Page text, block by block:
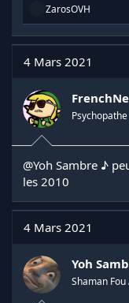
R
a
c
t
i
n
s
:
ZarosOVH
4 Mars 2021
Psychopathe
@Yoh Sambre ♪
les 2010
4 Mars 2021
Yoh
Shaman